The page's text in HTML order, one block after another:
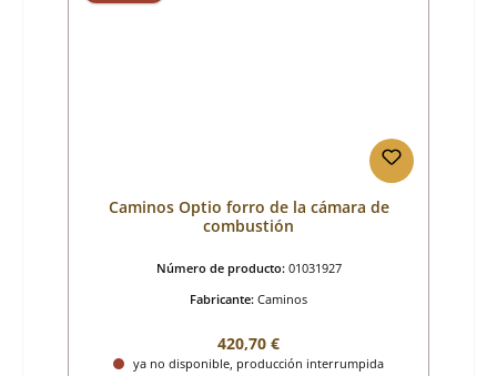
Caminos Optio forro de la cámara de
combustión
Número de producto: 01031927
Fabricante: Caminos
Precio normal:
420,70 €
ya no disponible, producción interrumpida